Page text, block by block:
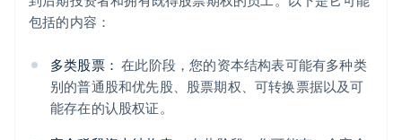
包括的内容：
多类股票： 在此阶段，您的资本结构表可能有多种类
别的普通股和优先股、股票期权、可转换票据以及可
能存在的认股权证。